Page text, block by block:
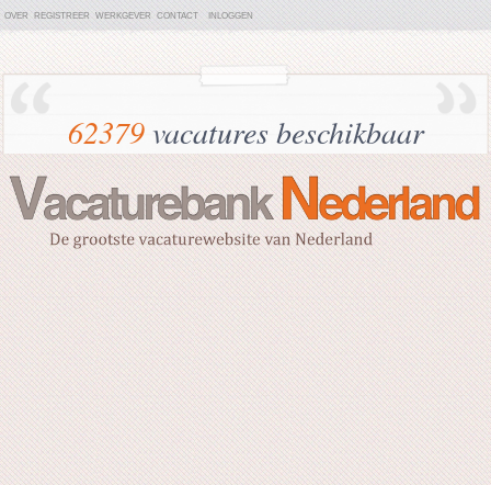
OVER REGISTREER WERKGEVER CONTACT INLOGGEN
62379vacatures beschikbaar